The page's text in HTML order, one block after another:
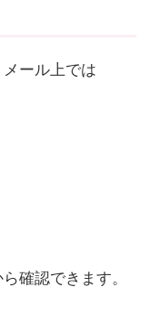
ール上では
確認できます。